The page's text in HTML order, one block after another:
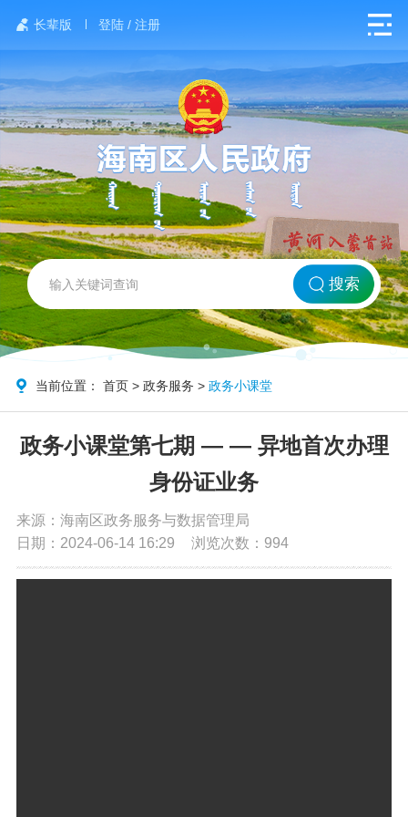
长辈版 登陆 / 注册
网站首页
北方海南
政务要闻
党务公开
政务服务
搜索
当前位置：首页 >政务服务 >政务小课堂
政务小课堂第七期 — — 异地首次办理
身份证业务
来源：海南区政务服务与数据管理局
日期：2024-06-14 16:29
浏览次数： 994